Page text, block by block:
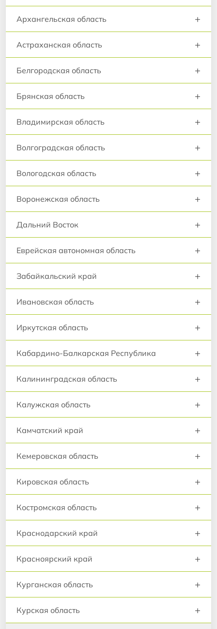
Архангельская область +
Астраханская область +
Белгородская область +
Брянская область +
Владимирская область +
Волгоградская область +
Вологодская область +
Воронежская область +
Дальний Восток +
Еврейская автономная область +
Забайкальский край +
Ивановская область +
Иркутская область +
Кабардино-Балкарская Республика +
Калининградская область +
Калужская область +
Камчатский край +
Кемеровская область +
Кировская область +
Костромская область +
Краснодарский край +
Красноярский край +
Курганская область +
Курская область +